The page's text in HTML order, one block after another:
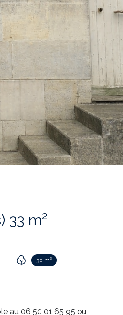
Maison 2 pièce(s) 33 m²
30 m²
au 06 50 01 65 95 ou